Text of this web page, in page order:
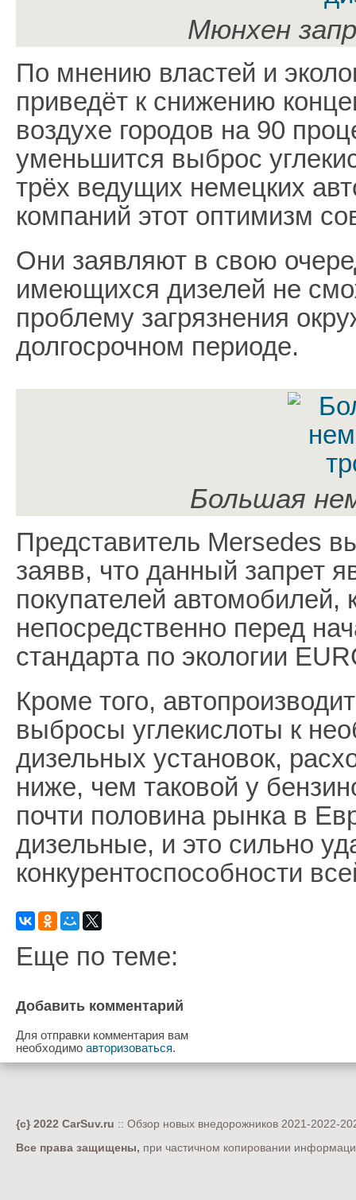
Мюнхен
По мнению властей и
приведёт к снижению
воздухе городов на 90
уменьшится выброс
трёх ведущих немецких
компаний этот оптимизм
Они заявляют в свою
имеющихся дизелей не
проблему загрязнения
долгосрочном периоде.
Большая
Представитель Mersedes
заявв, что данный запрет
покупателей
непосредственно перед
стандарта по экологии
Кроме того,
выбросы углекислоты к
дизельных установок,
ниже, чем таковой у
почти половина рынка в
дизельные, и это сильно
конкурентоспособности
Еще по теме:
Добавить комментарий
Для отправки комментария вам
необходимо авторизоваться.
{c} 2022 CarSuv.ru :: Обзор новых внедорожников 2021-2022-
Все права защищены, при частичном копировании